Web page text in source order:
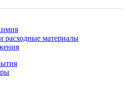
расходные материалы